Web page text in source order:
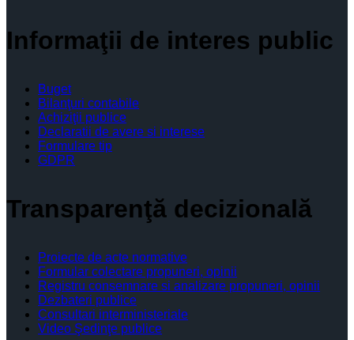
Informaţii de interes public
Buget
Bilanţuri contabile
Achiziţii publice
Declaratii de avere si interese
Formulare tip
GDPR
Transparenţă decizională
Proiecte de acte normative
Formular colectare propuneri, opinii
Registru consemnare si analizare propuneri, opinii
Dezbateri publice
Consultari interministeriale
Video Şedinţe publice